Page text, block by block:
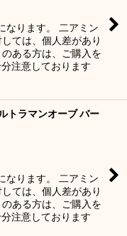
なります。 二アミン
ては、個人差があり
ある方は、ご購入を
注意しております
トラマンオーブ バー
なります。 二アミン
ては、個人差があり
ある方は、ご購入を
注意しております